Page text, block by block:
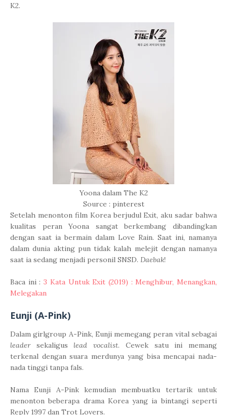
K2.
Yoona dalam The K2
Source : pinterest
Setelah menonton film Korea berjudul Exit, aku sadar bahwa
kualitas peran Yoona sangat berkembang dibandingkan
dengan saat ia bermain dalam Love Rain. Saat ini, namanya
dalam dunia akting pun tidak kalah melejit dengan namanya
saat ia sedang menjadi personil SNSD. Daebak!
Baca ini :3 Kata Untuk Exit (2019) : Menghibur, Menangkan,
Melegakan
Eunji (A-Pink)
Dalam girlgroup A-Pink, Eunji memegang peran vital sebagai
leadersekaligus lead vocalist. Cewek satu ini memang
terkenal dengan suara merdunya yang bisa mencapai nada-
nada tinggi tanpa fals.
Nama Eunji A-Pink kemudian membuatku tertarik untuk
menonton beberapa drama Korea yang ia bintangi seperti
Reply 1997 dan Trot Lovers.